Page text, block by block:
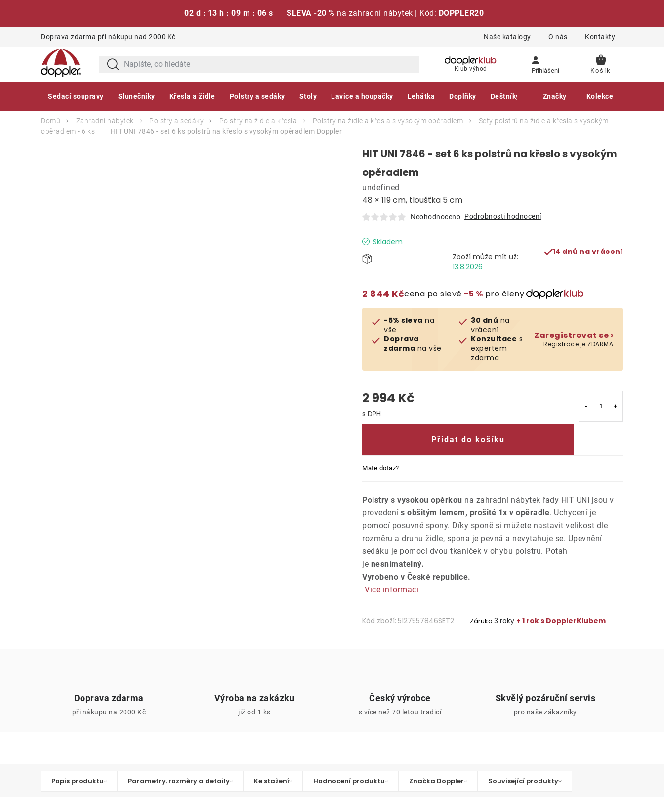
02 d : 13 h : 09 m : 05 s SLEVA -20 % na zahradní nábytek | Kód: DOPPLER20
Doprava zdarma při nákupu nad 2000 Kč Naše katalogy O nás Kontakty
Klub výhod Přihlášení
NÁKUPNÍ
Sedací soupravy Slunečníky Křesla a židle Polstry a sedáky Stoly Lavice a houpačky Lehátka Doplňky Deštníky Gastro produkty
Značky Kolekce
Domů Zahradní nábytek Polstry a sedáky Polstry na židle a křesla Polstry na židle a křesla s vysokým opěradlem
Sety polstrů na židle a křesla s vysokým
opěradlem - 6 ks
HIT UNI 7846 - set 6 ks polstrů na křeslo s vysokým opěradlem Doppler
HIT UNI 7846 - set 6 ks polstrů na křeslo s vysokým
opěradlem
48 × 119 cm, tloušťka 5 cm
undefined
Neohodnoceno Podrobnosti hodnocení
Skladem
13.8.2026
14 dnů na vrácení
2 844 Kčcena po slevě −5 % pro členy
-5% sleva na
vše
Doprava
zdarma na vše
30 dnů na
vrácení
Konzultace s
expertem
zdarma
Zaregistrovat se ›
Registrace je ZDARMA
2 994 Kč
Měrná cena:
Přidat do košíku
Mate dotaz?
Polstry s vysokou opěrkou na zahradní nábytek řady HIT UNI jsou v
provedení s obšitým lemem, prošité 1x v opěradle. Uchycení je
pomocí posuvné spony. Díky sponě si můžete nastavit velikost dle
rozměru a druhu židle, spona je pevná a nevytahuje se. Upevnění
sedáku je pomocí dvou tkaniček v ohybu polstru. Potah
je nesnímatelný.
Vyrobeno v České republice.
Více informací
Kód zboží: 5127557846SET2 Záruka 3 roky + 1 rok s DopplerKlubem
Doprava zdarma
při nákupu na 2000 Kč
Výroba na zakázku
již od 1 ks
Český výrobce
s více než 70 letou tradicí
Skvělý pozáruční servis
pro naše zákazníky
Popis produktu Parametry, rozměry a detaily Ke stažení Hodnocení produktu Značka Doppler Související produkty